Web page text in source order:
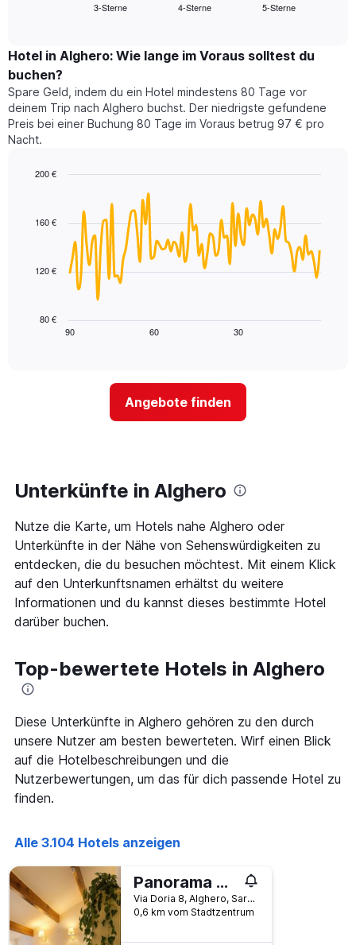
Hotelkategorien
anzeigt
Das
Diagramm
hat
1
Y-
den
Zimmerpreis
für
in
für
dieses
Wochenende
in
den
letzten
3
aggregiert
Sternebewertung.
Das
Diagramm
die
die
durchschnittlichen
Zimmerpreis
an
diesem
Wochenende
anzeigt,
der
in
letzten
3
Tagen
wurde.
3-Sterne 4-Sterne 5-Sterne
Hotel in Alghero: Wie lange im Voraus solltest du
buchen?
Spare Geld, indem du ein Hotel mindestens 80 Tage vor
deinem Trip nach Alghero buchst. Der niedrigste gefundene
Preis bei einer Buchung 80 Tage im Voraus betrug 97 € pro
Nacht.
with
90
Diagramm
näher
das
rückt.
Das
Diagramm
hat
1
X-
Achse,
Anzahl
der
Tage
dem
Aufenthalt
anzeigt
Das
Diagramm
hat
Achse,
durchschnittlichen
Zimmerpreis
anzeigt
90 60 30
80 €
120 €
160 €
200 €
Angebote finden
Unterkünfte in Alghero
Nutze die Karte, um Hotels nahe Alghero oder
Unterkünfte in der Nähe von Sehenswürdigkeiten zu
entdecken, die du besuchen möchtest. Mit einem Klick
auf den Unterkunftsnamen erhältst du weitere
Informationen und du kannst dieses bestimmte Hotel
darüber buchen.
Top-bewertete Hotels in Alghero
Diese Unterkünfte in Alghero gehören zu den durch
unsere Nutzer am besten bewerteten. Wirf einen Blick
auf die Hotelbeschreibungen und die
Nutzerbewertungen, um das für dich passende Hotel zu
finden.
Alle 3.104 Hotels anzeigen
Panorama Guest House
Via Doria 8, Alghero, Sardinien, Italien
0,6 km vom Stadtzentrum